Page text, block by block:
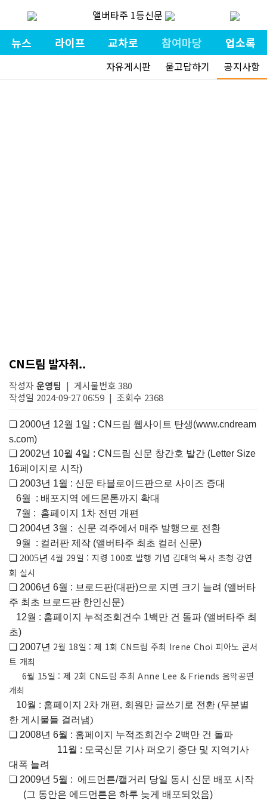
앨버타주 1등신문
뉴스 라이프 교차로 참여마당 업소록
자유게시판 묻고답하기 공지사항
CN드림 발자취..
작성자운영팀 | 게시물번호 380
작성일 2024-09-27 06:59 | 조회수 2368
❏ 2000년 12월 1일 : CN 드림 웹사이트 탄생(www.cndream
s.com)
❏ 2002년 10월 4일 : CN 드림 신문 창간호 발간 (Letter Size
16페이지로 시작)
❏ 2003년 1월 : 신문 타블로이드판으로 사이즈 증대
6월 : 배포지역 에드몬톤까지
확대
7월 : 홈페이지 1차 전면 개편
❏ 2004년 3월 : 신문 격주에서 매주 발행으로 전환
9월 : 컬러판 제작 (앨버타주 최초 컬러 신문)
❏ 2005년 4월 29일 : 지령 100호 발행 기념 김대억 목사 초청 강연
회 실시
❏ 2006년 6월 : 브로드판(대판)으로 지면 크기 늘려 (앨버타
주 최초 브로드판 한인신문)
12월 : 홈페이지 누적조회건수 1백만 건 돌파 (앨버타주 최
초)
❏ 2007년 2월 18일 : 제 1회 CN드림 주최 Irene Choi 피아노 콘서
트 개최
6월 15일 : 제 2회 CN드림 추최 Anne Lee & Friends 음악공연
개최
10월 : 홈페이지 2차 개편, 회원만 글쓰기로 전환 (무분별
한 게시물들 걸러냄)
❏ 2008년 6월 : 홈페이지 누적조회건수 2백만 건 돌파
11월 : 모국신문 기사 퍼오기 중단 및 지역기사
대폭 늘려
❏ 2009년 5월 : 에드먼튼/캘거리 당일 동시 신문 배포 시작
(그 동안은 에드먼튼은 하루 늦게 배포되었음)